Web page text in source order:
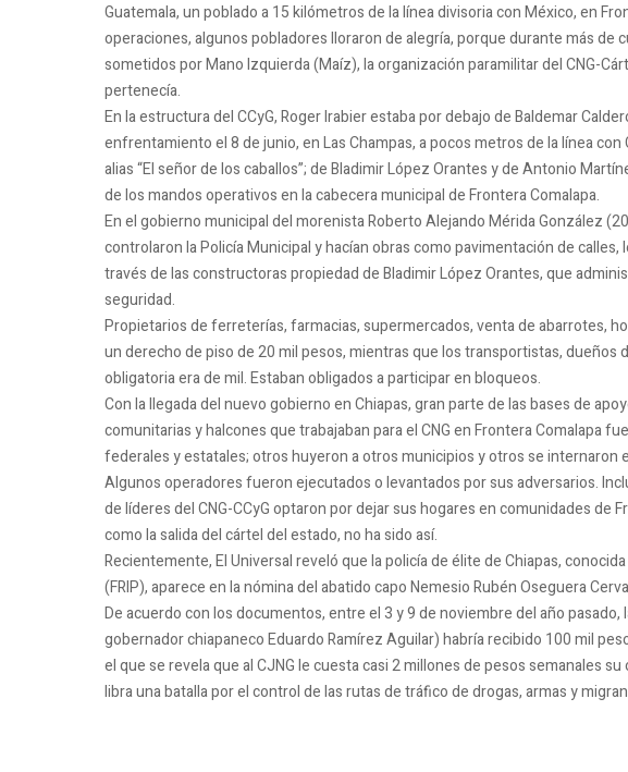
Guatemala, un poblado a 15 kilómetros de la línea divisoria con México, en
operaciones, algunos pobladores lloraron de alegría, porque durante más de
sometidos por Mano Izquierda (Maíz), la organización paramilitar del CNG-
pertenecía.
En la estructura del CCyG, Roger Irabier estaba por debajo de Baldemar
enfrentamiento el 8 de junio, en Las Champas, a pocos metros de la línea
alias “El señor de los caballos”; de Bladimir López Orantes y de Antonio
de los mandos operativos en la cabecera municipal de Frontera Comalapa.
En el gobierno municipal del morenista Roberto Alejando Mérida González
controlaron la Policía Municipal y hacían obras como pavimentación de calles,
través de las constructoras propiedad de Bladimir López Orantes, que
seguridad.
Propietarios de ferreterías, farmacias, supermercados, venta de abarrotes,
un derecho de piso de 20 mil pesos, mientras que los transportistas, dueños
obligatoria era de mil. Estaban obligados a participar en bloqueos.
Con la llegada del nuevo gobierno en Chiapas, gran parte de las bases de
comunitarias y halcones que trabajaban para el CNG en Frontera Comalapa
federales y estatales; otros huyeron a otros municipios y otros se internaron
Algunos operadores fueron ejecutados o levantados por sus adversarios.
de líderes del CNG-CCyG optaron por dejar sus hogares en comunidades de
como la salida del cártel del estado, no ha sido así.
Recientemente, El Universal reveló que la policía de élite de Chiapas,
(FRIP), aparece en la nómina del abatido capo Nemesio Rubén Oseguera
De acuerdo con los documentos, entre el 3 y 9 de noviembre del año
gobernador chiapaneco Eduardo Ramírez Aguilar) habría recibido 100 mil
el que se revela que al CJNG le cuesta casi 2 millones de pesos semanales
libra una batalla por el control de las rutas de tráfico de drogas, armas y